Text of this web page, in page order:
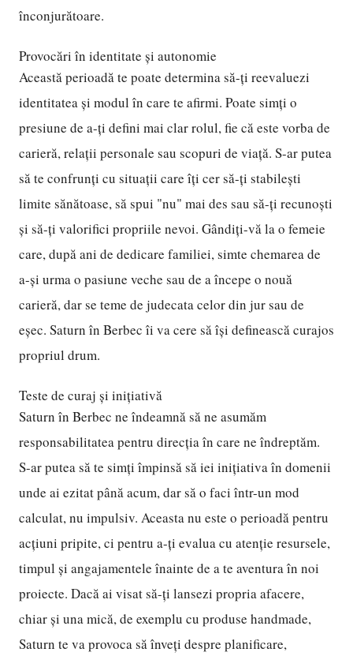
înconjurătoare.
Provocări în identitate și autonomie
Această perioadă te poate determina să-ți reevaluezi
identitatea și modul în care te afirmi. Poate simți o
presiune de a-ți defini mai clar rolul, fie că este vorba de
carieră, relații personale sau scopuri de viață. S-ar putea
să te confrunți cu situații care îți cer să-ți stabilești
limite sănătoase, să spui "nu" mai des sau să-ți recunoști
și să-ți valorifici propriile nevoi. Gândiți-vă la o femeie
care, după ani de dedicare familiei, simte chemarea de
a-și urma o pasiune veche sau de a începe o nouă
carieră, dar se teme de judecata celor din jur sau de
eșec. Saturn în Berbec îi va cere să își definească curajos
propriul drum.
Teste de curaj și inițiativă
Saturn în Berbec ne îndeamnă să ne asumăm
responsabilitatea pentru direcția în care ne îndreptăm.
S-ar putea să te simți împinsă să iei inițiativa în domenii
unde ai ezitat până acum, dar să o faci într-un mod
calculat, nu impulsiv. Aceasta nu este o perioadă pentru
acțiuni pripite, ci pentru a-ți evalua cu atenție resursele,
timpul și angajamentele înainte de a te aventura în noi
proiecte. Dacă ai visat să-ți lansezi propria afacere,
chiar și una mică, de exemplu cu produse handmade,
Saturn te va provoca să înveți despre planificare,